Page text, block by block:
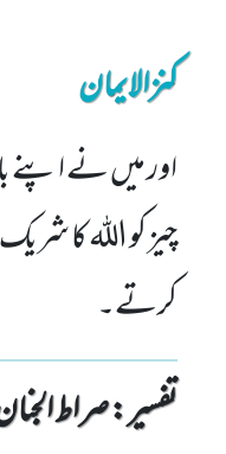
کنزالایمان
اور میں نے اپنے
چیز کو اللہ کا
کرتے۔
تفسیر : ‎صراط الجنان